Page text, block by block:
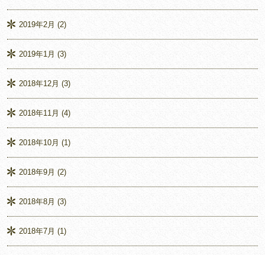
2019年2月 (2)
2019年1月 (3)
2018年12月 (3)
2018年11月 (4)
2018年10月 (1)
2018年9月 (2)
2018年8月 (3)
2018年7月 (1)